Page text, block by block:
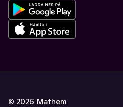
© 2026 Mathem